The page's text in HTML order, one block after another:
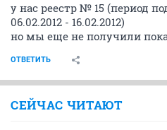
у нас реестр № 15 (период
06.02.2012 - 16.02.2012)
но мы еще не получили
ОТВЕТИТЬ
СЕЙЧАС ЧИТАЮТ